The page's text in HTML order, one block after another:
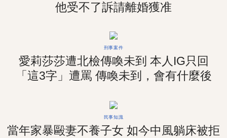
他受不了訴請離婚獲准
刑事案件
愛莉莎莎遭北檢傳喚未到 本人IG只回
「這3字」遭罵 傳喚未到，會有什麼後
民事知識
當年家暴毆妻不養子女 如今中風躺床被拒